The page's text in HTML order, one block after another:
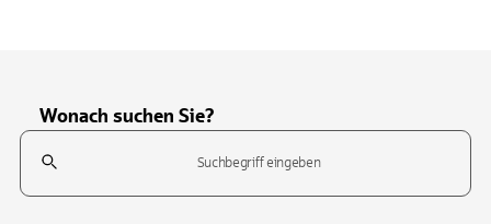
Wonach suchen Sie?
Suchfeld